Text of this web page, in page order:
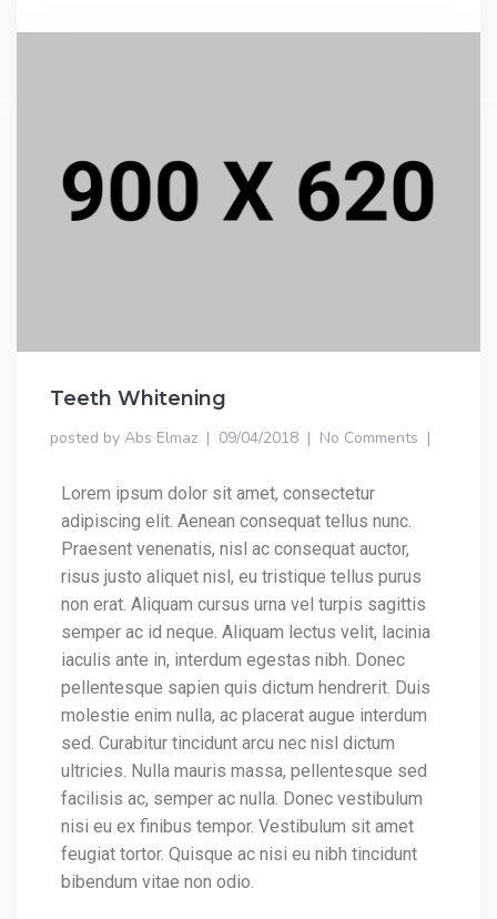
Teeth Whitening
posted by Abs Elmaz 09/04/2018 No Comments
Lorem ipsum dolor sit amet, consectetur
adipiscing elit. Aenean consequat tellus nunc.
Praesent venenatis, nisl ac consequat auctor,
risus justo aliquet nisl, eu tristique tellus purus
non erat. Aliquam cursus urna vel turpis sagittis
semper ac id neque. Aliquam lectus velit, lacinia
iaculis ante in, interdum egestas nibh. Donec
pellentesque sapien quis dictum hendrerit. Duis
molestie enim nulla, ac placerat augue interdum
sed. Curabitur tincidunt arcu nec nisl dictum
ultricies. Nulla mauris massa, pellentesque sed
facilisis ac, semper ac nulla. Donec vestibulum
nisi eu ex finibus tempor. Vestibulum sit amet
feugiat tortor. Quisque ac nisi eu nibh tincidunt
bibendum vitae non odio.